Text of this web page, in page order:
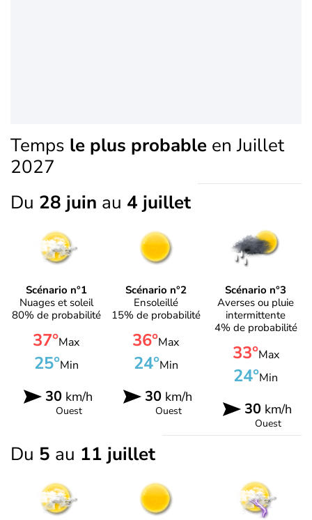
Temps le plus probable en Juillet
2027
Du 28 juin au 4 juillet
Scénario n°1
Nuages et soleil
80% de probabilité
37°Max
25°Min
30km/h
Ouest
Scénario n°2
Ensoleillé
15% de probabilité
36°Max
24°Min
30km/h
Ouest
Scénario n°3
Averses ou pluie
intermittente
4% de probabilité
33°Max
24°Min
30 km/h
Ouest
Du 5 au 11 juillet